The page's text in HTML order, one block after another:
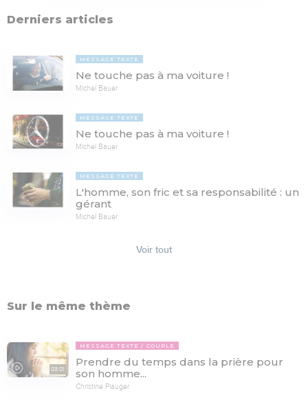
Derniers articles
MESSAGE TEXTE
Ne touche pas à ma voiture !
Michel Bauer
MESSAGE TEXTE
Ne touche pas à ma voiture !
Michel Bauer
MESSAGE TEXTE
L'homme, son fric et sa responsabilité : un
gérant
Michel Bauer
Voir tout
Sur le même thème
03:01
MESSAGE TEXTE COUPLE
Prendre du temps dans la prière pour
son homme...
Christine Piauger